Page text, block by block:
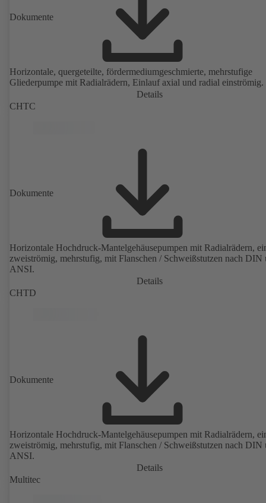
Dokumente
Horizontale, quergeteilte, fördermediumgeschmierte, mehrstufige
Gliederpumpe mit Radialrädern, Einlauf axial und radial einströmig.
Details
CHTC
Dokumente
Horizontale Hochdruck-Mantelgehäusepumpen mit Radialrädern,
zweiströmig, mehrstufig, mit Flanschen / Schweißstutzen nach DIN
ANSI.
Details
CHTD
Dokumente
Horizontale Hochdruck-Mantelgehäusepumpen mit Radialrädern,
zweiströmig, mehrstufig, mit Flanschen / Schweißstutzen nach DIN
ANSI.
Details
Multitec